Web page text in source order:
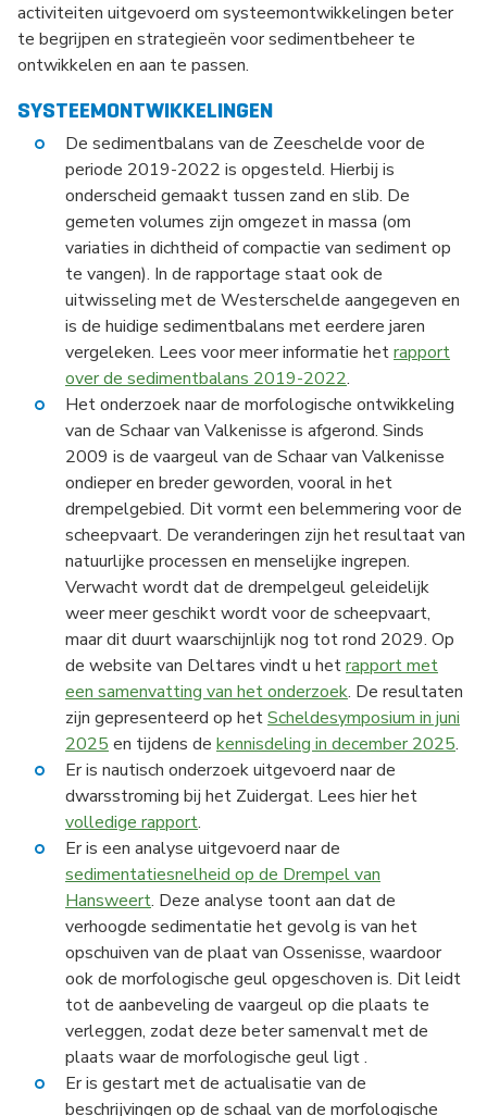
activiteiten uitgevoerd om systeemontwikkelingen beter
te begrijpen en strategieën voor sedimentbeheer te
ontwikkelen en aan te passen.
SYSTEEMONTWIKKELINGEN
De sedimentbalans van de Zeeschelde voor de
periode 2019-2022 is opgesteld. Hierbij is
onderscheid gemaakt tussen zand en slib. De
gemeten volumes zijn omgezet in massa (om
variaties in dichtheid of compactie van sediment op
te vangen). In de rapportage staat ook de
uitwisseling met de Westerschelde aangegeven en
is de huidige sedimentbalans met eerdere jaren
vergeleken. Lees voor meer informatie hetrapport
over de sedimentbalans 2019-2022.
Het onderzoek naar de morfologische ontwikkeling
van de Schaar van Valkenisse is afgerond. Sinds
2009 is de vaargeul van de Schaar van Valkenisse
ondieper en breder geworden, vooral in het
drempelgebied. Dit vormt een belemmering voor de
scheepvaart. De veranderingen zijn het resultaat van
natuurlijke processen en menselijke ingrepen.
Verwacht wordt dat de drempelgeul geleidelijk
weer meer geschikt wordt voor de scheepvaart,
maar dit duurt waarschijnlijk nog tot rond 2029. Op
de website van Deltares vindt u hetrapport met
een samenvatting van het onderzoek. De resultaten
zijn gepresenteerd op hetScheldesymposium in juni
2025 en tijdens de kennisdeling in december 2025.
Er is nautisch onderzoek uitgevoerd naar de
dwarsstroming bij het Zuidergat. Lees hier het
volledige rapport.
Er is een analyse uitgevoerd naar de
sedimentatiesnelheid op de Drempel van
Hansweert. Deze analyse toont aan dat de
verhoogde sedimentatie het gevolg is van het
opschuiven van de plaat van Ossenisse, waardoor
ook de morfologische geul opgeschoven is. Dit leidt
tot de aanbeveling de vaargeul op die plaats te
verleggen, zodat deze beter samenvalt met de
plaats waar de morfologische geul ligt .
Er is gestart met de actualisatie van de
beschrijvingen op de schaal van de morfologische